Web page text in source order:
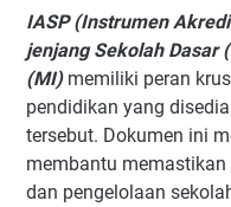
IASP (Instrumen
jenjang Sekolah Dasar
(MI)memiliki peran
pendidikan yang
tersebut. Dokumen ini
membantu
dan pengelolaan